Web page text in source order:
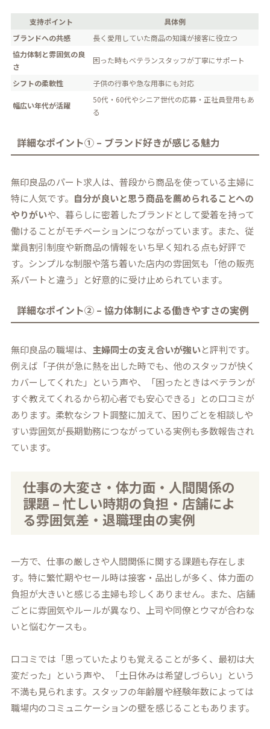
支持ポイント
具体例
ブランドへの共感
長く愛用していた商品の知識が接客に役立つ
協力体制と雰囲気の良
さ
困った時もベテランスタッフが丁寧にサポート
シフトの柔軟性 子供の行事や急な用事にも対応
幅広い年代が活躍
50代・60代やシニア世代の応募・正社員登用もあ
る
詳細なポイント① – ブランド好きが感じる魅力
無印良品のパート求人は、普段から商品を使っている主婦に
特に人気です。 自分が良いと思う商品を薦められることへの
やりがいや、暮らしに密着したブランドとして愛着を持って
働けることがモチベーションにつながっています。また、従
業員割引制度や新商品の情報をいち早く知れる点も好評で
す。シンプルな制服や落ち着いた店内の雰囲気も「他の販売
系パートと違う」と好意的に受け止められています。
詳細なポイント② – 協力体制による働きやすさの実例
無印良品の職場は、 主婦同士の支え合いが強いと評判です。
例えば「子供が急に熱を出した時でも、他のスタッフが快く
カバーしてくれた」という声や、「困ったときはベテランが
すぐ教えてくれるから初心者でも安心できる」との口コミが
あります。柔軟なシフト調整に加えて、困りごとを相談しや
すい雰囲気が長期勤務につながっている実例も多数報告され
ています。
仕事の大変さ・体力面・人間関係の
課題 – 忙しい時期の負担・店舗によ
る雰囲気差・退職理由の実例
一方で、仕事の厳しさや人間関係に関する課題も存在しま
す。特に繁忙期やセール時は接客・品出しが多く、体力面の
負担が大きいと感じる主婦も珍しくありません。また、店舗
ごとに雰囲気やルールが異なり、上司や同僚とウマが合わな
いと悩むケースも。
口コミでは「思っていたよりも覚えることが多く、最初は大
変だった」という声や、「土日休みは希望しづらい」という
不満も見られます。スタッフの年齢層や経験年数によっては
職場内のコミュニケーションの壁を感じることもあります。